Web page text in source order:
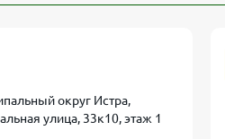
округ Истра,
улица, 33к10, этаж 1